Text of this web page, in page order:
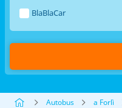
BlaBlaCar
Autobus a Forlì